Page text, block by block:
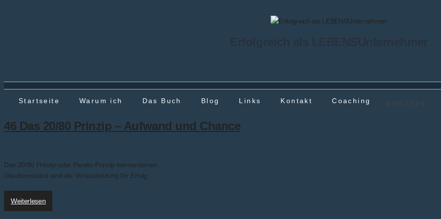
Startseite Warum ich Das Buch Blog Links Kontakt Coaching NEGATIV
46 Das 20/80 Prinzip – Aufwand und Chance
Das 20/80 Prinzip oder Pareto-Prinzip kennenlernen
Glaubenssätze sind die Voraussetzung für Erfolg
Weiterlesen